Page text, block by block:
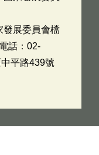
發展委員會檔
話：02-
平路439號